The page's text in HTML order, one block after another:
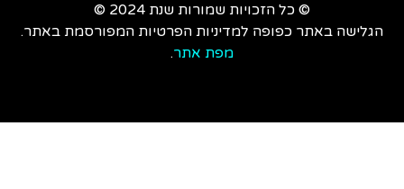
© כל הזכויות שמורות שנת 2024 ©
הגלישה באתר כפופה למדיניות הפרטיות המפורסמת באתר.
מפת אתר.